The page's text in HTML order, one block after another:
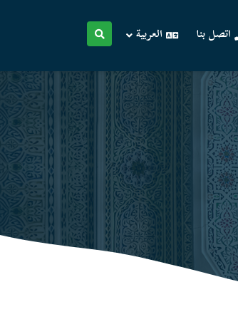
اتصل بنا العربية